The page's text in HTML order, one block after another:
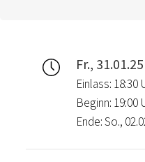
Fr., 31.01.25
Einlass: 18:30
Beginn: 19:00
Ende: So.,